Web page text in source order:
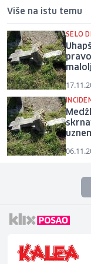
Više na istu temu
SELO